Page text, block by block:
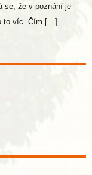
se, že v poznání je
to víc. Čím […]